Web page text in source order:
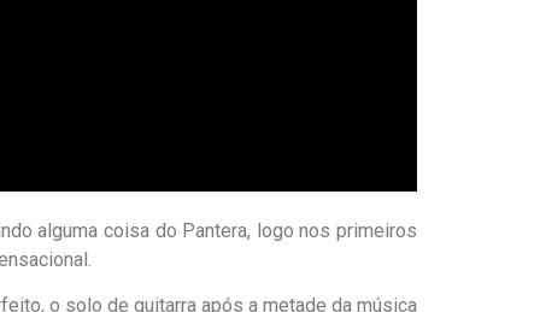
alguma coisa do Pantera, logo nos primeiros
o solo de guitarra após a metade da música